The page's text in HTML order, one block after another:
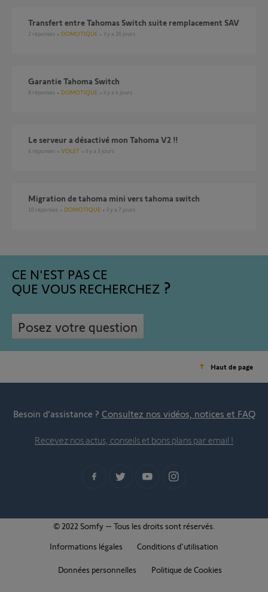
Transfert entre Tahomas Switch suite remplacement SAV
2 réponses DOMOTIQUE il y a 26 jours
Garantie Tahoma Switch
8 réponses DOMOTIQUE il y a 4 jours
Le serveur a désactivé mon Tahoma V2 !!
4 réponses VOLET il y a 3 jours
Migration de tahoma mini vers tahoma switch
10 réponses DOMOTIQUE il y a 7 jours
CE N'EST PAS CE
QUE VOUS RECHERCHEZ
Posez votre question
Haut de page
Besoin d’assistance ? Consultez nos vidéos, notices et FAQ
Recevez nos actus, conseils et bons plans par email !
© 2022 Somfy – Tous les droits sont réservés.
Informations légales
Conditions d'utilisation
Données personnelles Politique de Cookies